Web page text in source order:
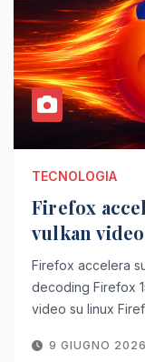
TECNOLOGIA
Firefox
vulkan
Firefox accelera
decoding Firefox
video su linux
9 GIUGNO 2026